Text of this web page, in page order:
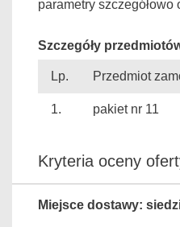
parametry
Szczegóły
Lp. Przedmiot
1. pakiet nr 11
Kryteria oceny
Miejsce dostawy: